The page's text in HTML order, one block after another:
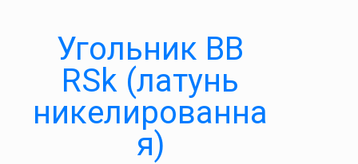
Угольник ВВ
RSk (латунь
никелированна
я)